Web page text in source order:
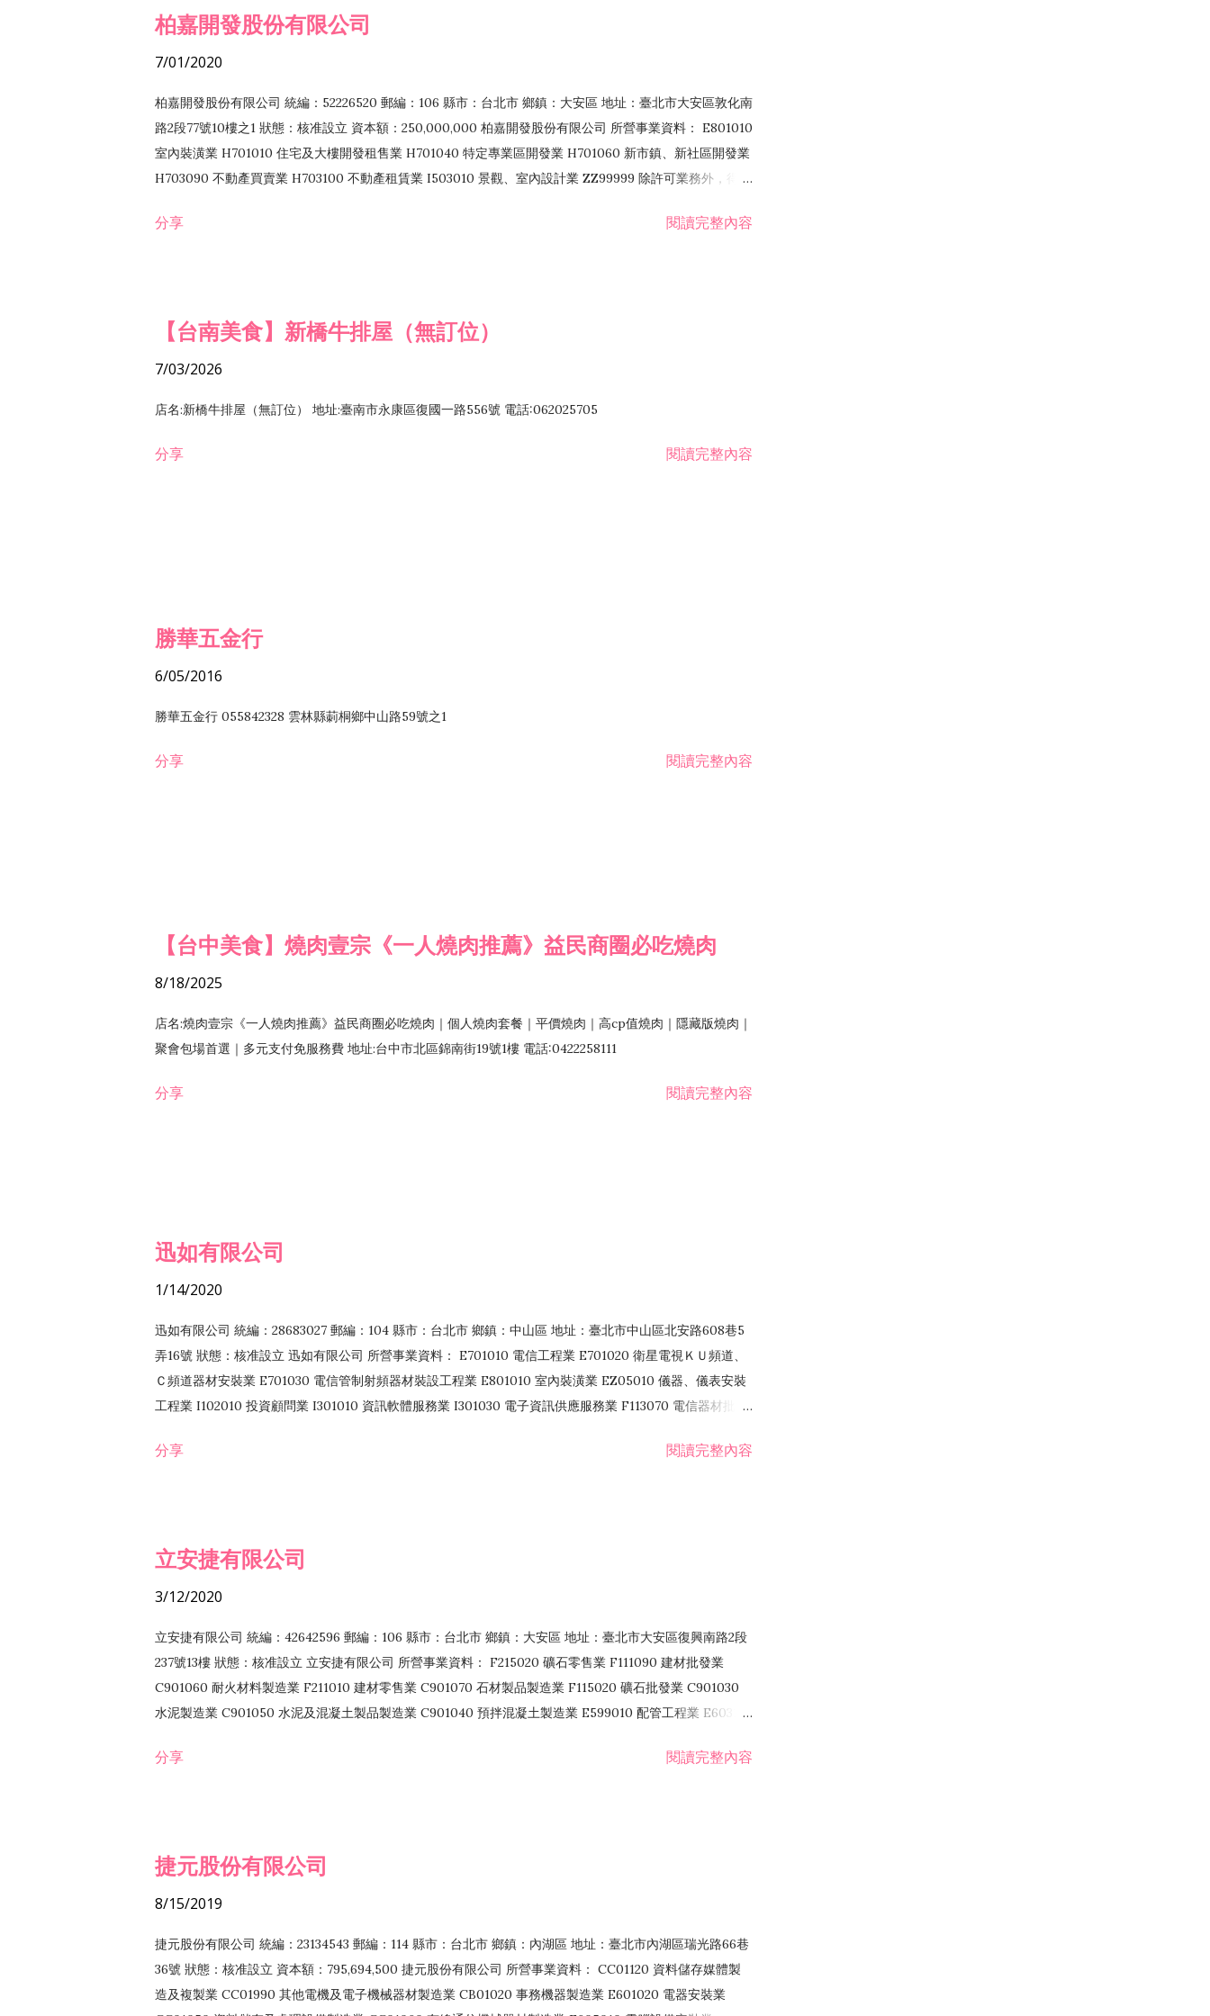
柏嘉開發股份有限公司
7/01/2020
柏嘉開發股份有限公司 統編：52226520 郵編：106 縣市：台北市 鄉鎮：大安區 地址：臺北市大安區敦化南
路2段77號10樓之1 狀態：核准設立 資本額：250,000,000 柏嘉開發股份有限公司 所營事業資料： E801010
室內裝潢業 H701010 住宅及大樓開發租售業 H701040 特定專業區開發業 H701060 新市鎮、新社區開發業
H703090 不動產買賣業 H703100 不動產租賃業 I503010 景觀、室內設計業 ZZ99999 除許可業務外，得經
分享 閱讀完整內容
【台南美食】新橋牛排屋（無訂位）
7/03/2026
店名:新橋牛排屋（無訂位） 地址:臺南市永康區復國一路556號 電話:062025705
分享 閱讀完整內容
勝華五金行
6/05/2016
勝華五金行 055842328 雲林縣莿桐鄉中山路59號之1
分享 閱讀完整內容
【台中美食】燒肉壹宗《一人燒肉推薦》益民商圈必吃燒肉
8/18/2025
店名:燒肉壹宗《一人燒肉推薦》益民商圈必吃燒肉｜個人燒肉套餐｜平價燒肉｜高cp值燒肉｜隱藏版燒肉｜
聚會包場首選｜多元支付免服務費 地址:台中市北區錦南街19號1樓 電話:0422258111
分享 閱讀完整內容
迅如有限公司
1/14/2020
迅如有限公司 統編：28683027 郵編：104 縣市：台北市 鄉鎮：中山區 地址：臺北市中山區北安路608巷5
弄16號 狀態：核准設立 迅如有限公司 所營事業資料： E701010 電信工程業 E701020 衛星電視ＫＵ頻道、
Ｃ頻道器材安裝業 E701030 電信管制射頻器材裝設工程業 E801010 室內裝潢業 EZ05010 儀器、儀表安裝
工程業 I102010 投資顧問業 I301010 資訊軟體服務業 I301030 電子資訊供應服務業 F113070 電信器材批發
務 F102030 菸酒批發業 F203020 菸酒零售業 F401171 酒類輸入業
分享 閱讀完整內容
立安捷有限公司
3/12/2020
立安捷有限公司 統編：42642596 郵編：106 縣市：台北市 鄉鎮：大安區 地址：臺北市大安區復興南路2段
237號13樓 狀態：核准設立 立安捷有限公司 所營事業資料： F215020 礦石零售業 F111090 建材批發業
C901060 耐火材料製造業 F211010 建材零售業 C901070 石材製品製造業 F115020 礦石批發業 C901030
水泥製造業 C901050 水泥及混凝土製品製造業 C901040 預拌混凝土製造業 E599010 配管工程業 E603110
EZ99990 其他工程業 F102170 食品什貨批發業 F106020 日常用品批發業 F108031 醫療器材批發業
分享 閱讀完整內容
捷元股份有限公司
8/15/2019
捷元股份有限公司 統編：23134543 郵編：114 縣市：台北市 鄉鎮：內湖區 地址：臺北市內湖區瑞光路66巷
36號 狀態：核准設立 資本額：795,694,500 捷元股份有限公司 所營事業資料： CC01120 資料儲存媒體製
造及複製業 CC01990 其他電機及電子機械器材製造業 CB01020 事務機器製造業 E601020 電器安裝業